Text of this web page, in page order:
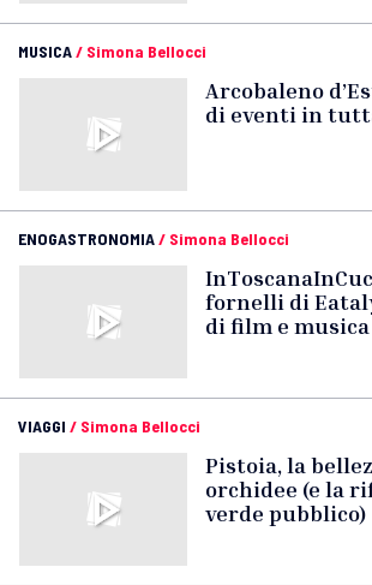
MUSICA/ Simona Bellocci
Arcobaleno
di eventi in
ENOGASTRONOMIA/ Simona Bellocci
fornelli di
di film e musica
VIAGGI / Simona Bellocci
Pistoia, la
orchidee (e la
verde pubblico)